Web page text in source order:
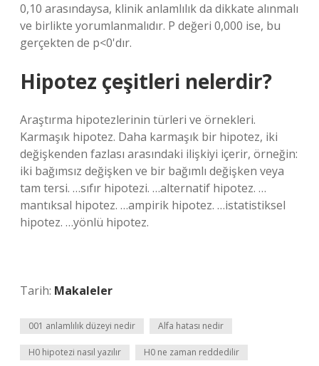
0,10 arasındaysa, klinik anlamlılık da dikkate alınmalı
ve birlikte yorumlanmalıdır. P değeri 0,000 ise, bu
gerçekten de p<0'dır.
Hipotez çeşitleri nelerdir?
Araştırma hipotezlerinin türleri ve örnekleri.
Karmaşık hipotez. Daha karmaşık bir hipotez, iki
değişkenden fazlası arasındaki ilişkiyi içerir, örneğin:
iki bağımsız değişken ve bir bağımlı değişken veya
tam tersi. …sıfır hipotezi. …alternatif hipotez. …
mantıksal hipotez. …ampirik hipotez. …istatistiksel
hipotez. …yönlü hipotez.
Tarih: Makaleler
001 anlamlılık düzeyi nedir Alfa hatası nedir
H0 hipotezi nasıl yazılır H0 ne zaman reddedilir